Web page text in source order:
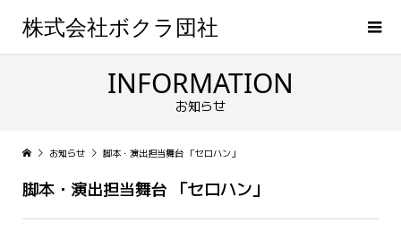
株式会社ボクラ団社
INFORMATION
お知らせ
お知らせ 脚本・演出担当舞台 「セロハン」
脚本・演出担当舞台 「セロハン」